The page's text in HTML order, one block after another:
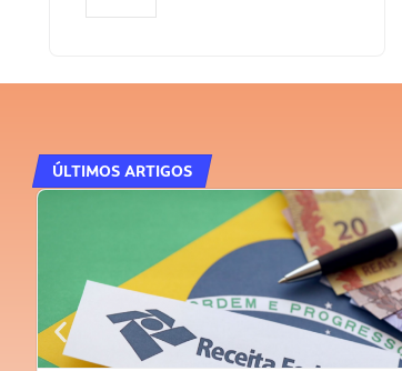
ÚLTIMOS ARTIGOS